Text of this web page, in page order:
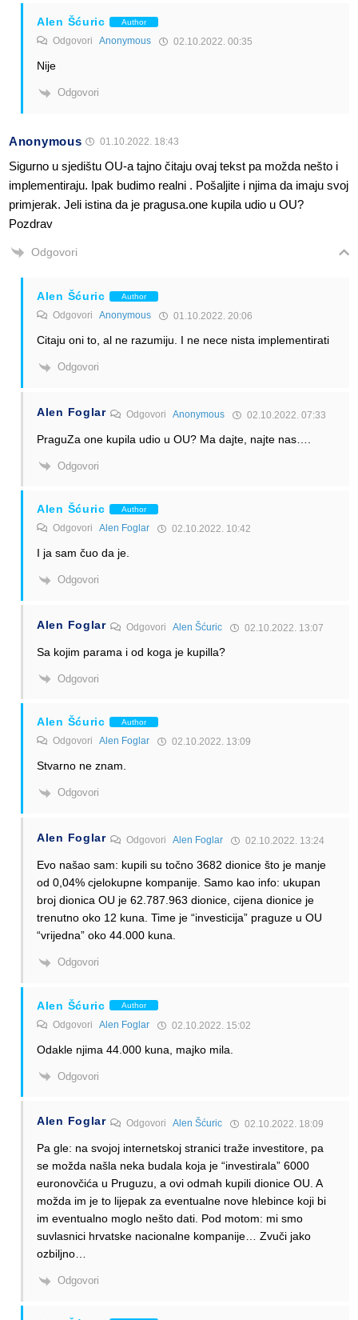
Alen Šćuric Author
Odgovori Anonymous 02.10.2022. 00:35
Nije
Odgovori
Anonymous 01.10.2022. 18:43
Sigurno u sjedištu OU-a tajno čitaju ovaj tekst pa možda nešto i
implementiraju. Ipak budimo realni . Pošaljite i njima da imaju svoj
primjerak. Jeli istina da je pragusa.one kupila udio u OU?
Pozdrav
Odgovori
Alen Šćuric Author
Odgovori Anonymous 01.10.2022. 20:06
Citaju oni to, al ne razumiju. I ne nece nista implementirati
Odgovori
Alen Foglar Odgovori Anonymous 02.10.2022. 07:33
PraguZa one kupila udio u OU? Ma dajte, najte nas….
Odgovori
Alen Šćuric Author
Odgovori Alen Foglar 02.10.2022. 10:42
I ja sam čuo da je.
Odgovori
Alen Foglar Odgovori Alen Šćuric 02.10.2022. 13:07
Sa kojim parama i od koga je kupilla?
Odgovori
Alen Šćuric Author
Odgovori Alen Foglar 02.10.2022. 13:09
Stvarno ne znam.
Odgovori
Alen Foglar Odgovori Alen Foglar 02.10.2022. 13:24
Evo našao sam: kupili su točno 3682 dionice što je manje
od 0,04% cjelokupne kompanije. Samo kao info: ukupan
broj dionica OU je 62.787.963 dionice, cijena dionice je
trenutno oko 12 kuna. Time je “investicija” praguze u OU
“vrijedna” oko 44.000 kuna.
Odgovori
Alen Šćuric Author
Odgovori Alen Foglar 02.10.2022. 15:02
Odakle njima 44.000 kuna, majko mila.
Odgovori
Alen Foglar Odgovori Alen Šćuric 02.10.2022. 18:09
Pa gle: na svojoj internetskoj stranici traže investitore, pa
se možda našla neka budala koja je “investirala” 6000
euronovčića u Pruguzu, a ovi odmah kupili dionice OU. A
možda im je to lijepak za eventualne nove hlebince koji bi
im eventualno moglo nešto dati. Pod motom: mi smo
suvlasnici hrvatske nacionalne kompanije… Zvuči jako
ozbiljno…
Odgovori